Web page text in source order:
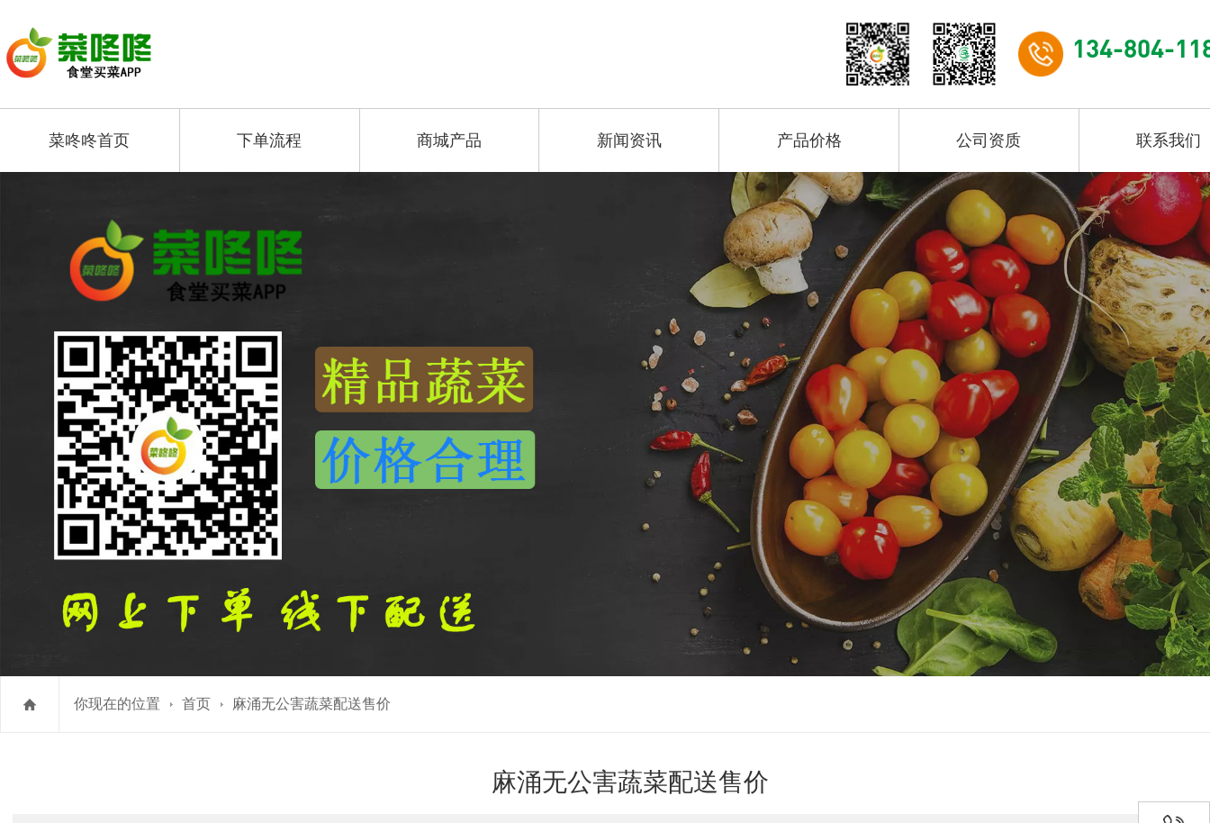
134-804-
菜咚咚首页 下单流程 商城产品 新闻资讯 产品价格 公司资质 联系我们
你现在的位置 首页 麻涌无公害蔬菜配送售价
麻涌无公害蔬菜配送售价